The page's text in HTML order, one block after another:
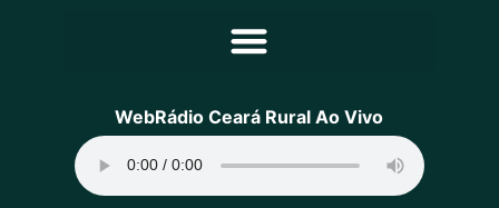
Principal
Programação
WebRádio Ceará Rural Ao Vivo